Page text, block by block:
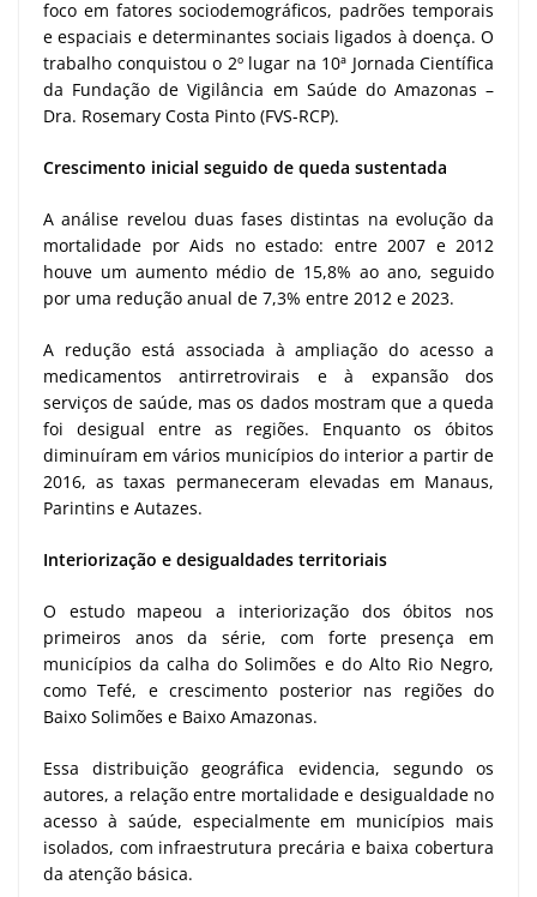
foco em fatores sociodemográficos, padrões temporais
e espaciais e determinantes sociais ligados à doença. O
trabalho conquistou o 2º lugar na 10ª Jornada Científica
da Fundação de Vigilância em Saúde do Amazonas –
Dra. Rosemary Costa Pinto (FVS-RCP).
Crescimento inicial seguido de queda sustentada
A análise revelou duas fases distintas na evolução da
mortalidade por Aids no estado: entre 2007 e 2012
houve um aumento médio de 15,8% ao ano, seguido
por uma redução anual de 7,3% entre 2012 e 2023.
A redução está associada à ampliação do acesso a
medicamentos antirretrovirais e à expansão dos
serviços de saúde, mas os dados mostram que a queda
foi desigual entre as regiões. Enquanto os óbitos
diminuíram em vários municípios do interior a partir de
2016, as taxas permaneceram elevadas em Manaus,
Parintins e Autazes.
Interiorização e desigualdades territoriais
O estudo mapeou a interiorização dos óbitos nos
primeiros anos da série, com forte presença em
municípios da calha do Solimões e do Alto Rio Negro,
como Tefé, e crescimento posterior nas regiões do
Baixo Solimões e Baixo Amazonas.
Essa distribuição geográfica evidencia, segundo os
autores, a relação entre mortalidade e desigualdade no
acesso à saúde, especialmente em municípios mais
isolados, com infraestrutura precária e baixa cobertura
da atenção básica.